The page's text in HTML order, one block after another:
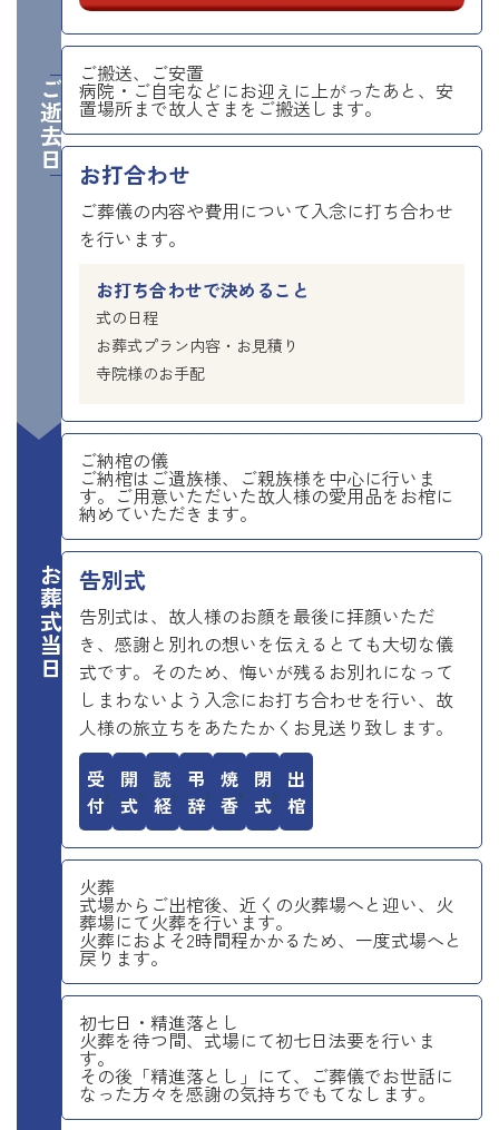
ご逝去日 ご搬送、ご安置
病院・ご自宅などにお迎えに上がったあと、安
置場所まで故人さまをご搬送します。
お打合わせ
ご葬儀の内容や費用について入念に打ち合わせ
を行います。
お打ち合わせで決めること
式の日程
お葬式プラン内容・お見積り
寺院様のお手配
お葬式当日
ご納棺の儀
ご納棺はご遺族様、ご親族様を中心に行いま
す。ご用意いただいた故人様の愛用品をお棺に
納めていただきます。
告別式
告別式は、故人様のお顔を最後に拝顔いただ
き、感謝と別れの想いを伝えるとても大切な儀
式です。そのため、悔いが残るお別れになって
しまわないよう入念にお打ち合わせを行い、故
人様の旅立ちをあたたかくお見送り致します。
受付 開式 読経 弔辞 焼香 閉式 出棺
火葬
式場からご出棺後、近くの火葬場へと迎い、火
葬場にて火葬を行います。
火葬におよそ2時間程かかるため、一度式場へと
戻ります。
初七日・精進落とし
火葬を待つ間、式場にて初七日法要を行いま
す。
その後「精進落とし」にて、ご葬儀でお世話に
なった方々を感謝の気持ちでもてなします。